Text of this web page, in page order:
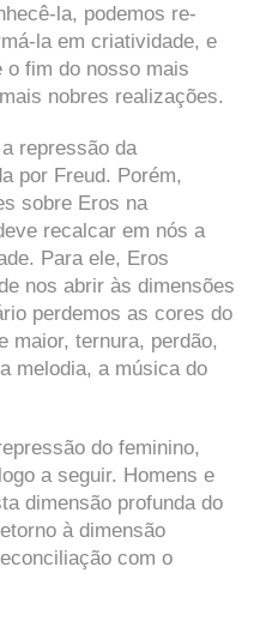
la, podemos re-
la em criatividade, e
o fim do nosso mais
nobres realizações.
repressão da
por Freud. Porém,
sobre Eros na
recalcar em nós a
Para ele, Eros
nos abrir às dimensões
perdemos as cores do
maior, ternura, perdão,
melodia, a música do
do feminino,
a seguir. Homens e
dimensão profunda do
à dimensão
com o